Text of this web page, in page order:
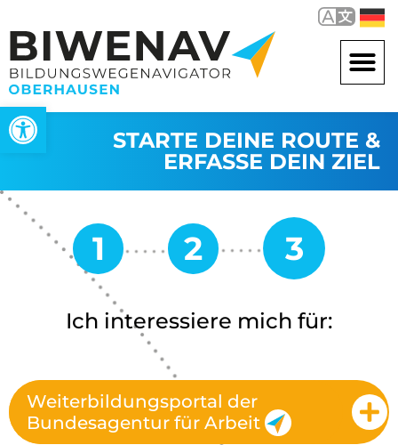
Werkzeugleiste öffnen
STARTE DEINE ROUTE &
ERFASSE DEIN ZIEL
Ich interessiere mich für:
Weiterbildungsportal der
Bundesagentur für Arbeit